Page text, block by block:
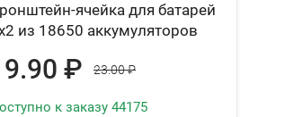
ячейка для батарей
из 18650 аккумуляторов
₽ 23.00 ₽
к заказу 44175